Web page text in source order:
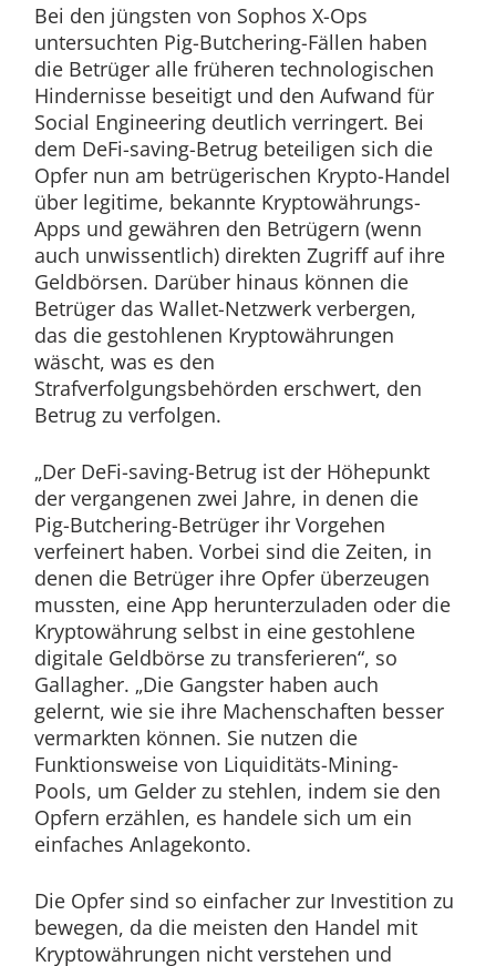
Bei den jüngsten von Sophos X-Ops
untersuchten Pig-Butchering-Fällen haben
die Betrüger alle früheren technologischen
Hindernisse beseitigt und den Aufwand für
Social Engineering deutlich verringert. Bei
dem DeFi-saving-Betrug beteiligen sich die
Opfer nun am betrügerischen Krypto-Handel
über legitime, bekannte Kryptowährungs-
Apps und gewähren den Betrügern (wenn
auch unwissentlich) direkten Zugriff auf ihre
Geldbörsen. Darüber hinaus können die
Betrüger das Wallet-Netzwerk verbergen,
das die gestohlenen Kryptowährungen
wäscht, was es den
Strafverfolgungsbehörden erschwert, den
Betrug zu verfolgen.
„Der DeFi-saving-Betrug ist der Höhepunkt
der vergangenen zwei Jahre, in denen die
Pig-Butchering-Betrüger ihr Vorgehen
verfeinert haben. Vorbei sind die Zeiten, in
denen die Betrüger ihre Opfer überzeugen
mussten, eine App herunterzuladen oder die
Kryptowährung selbst in eine gestohlene
digitale Geldbörse zu transferieren“, so
Gallagher. „Die Gangster haben auch
gelernt, wie sie ihre Machenschaften besser
vermarkten können. Sie nutzen die
Funktionsweise von Liquiditäts-Mining-
Pools, um Gelder zu stehlen, indem sie den
Opfern erzählen, es handele sich um ein
einfaches Anlagekonto.
Die Opfer sind so einfacher zur Investition zu
bewegen, da die meisten den Handel mit
Kryptowährungen nicht verstehen und